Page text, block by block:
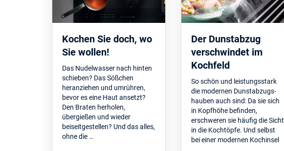
Kochen Sie doch, wo
Sie wollen!
Das Nudelwasser nach hinten
schieben? Das Sößchen
heranziehen und umrühren,
bevor es eine Haut ansetzt?
Den Braten herholen,
übergießen und wieder
beiseitgestellen? Und das alles,
ohne die …
Der Dunstabzug
verschwindet im
Kochfeld
So schön und leistungsstark
die modernen Dunstabzugs­
hauben auch sind: Da sie sich
in Kopfhöhe befinden,
erschweren sie häufig die Sicht
in die Kochtöpfe. Und selbst
bei einer modernen Kochinsel